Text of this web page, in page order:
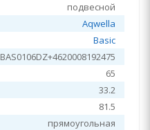
подвесной
Aqwella
Basic
BAS0106DZ+4620008192475
65
33.2
81.5
прямоугольная